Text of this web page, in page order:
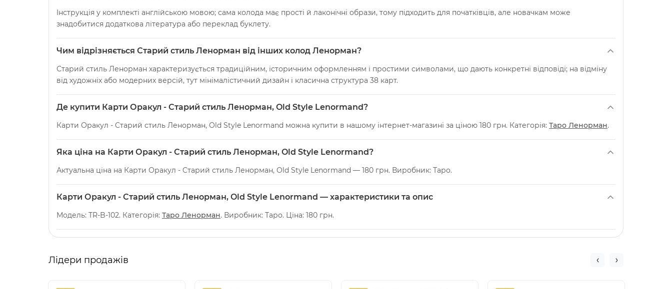
Інструкція у комплекті англійською мовою; сама колода має прості й лаконічні образи, тому підходить для початківців, але новачкам може
знадобитися додаткова література або переклад буклету.
Чим відрізняється Старий стиль Ленорман від інших колод Ленорман?
Старий стиль Ленорман характеризується традиційним, історичним оформленням і простими символами, що дають конкретні відповіді; на відміну
від художніх або модерних версій, тут мінімалістичний дизайн і класична структура 38 карт.
Де купити Карти Оракул - Cтарий стиль Ленорман, Old Style Lenormand?
Карти Оракул - Cтарий стиль Ленорман, Old Style Lenormand можна купити в нашому інтернет-магазині за ціною 180 грн. Категорія: Таро Ленорман.
Яка ціна на Карти Оракул - Cтарий стиль Ленорман, Old Style Lenormand?
Актуальна ціна на Карти Оракул - Cтарий стиль Ленорман, Old Style Lenormand — 180 грн. Виробник: Таро.
Карти Оракул - Cтарий стиль Ленорман, Old Style Lenormand — характеристики та опис
Модель: TR-B-102. Категорія: Таро Ленорман. Виробник: Таро. Ціна: 180 грн.
Лідери продажів